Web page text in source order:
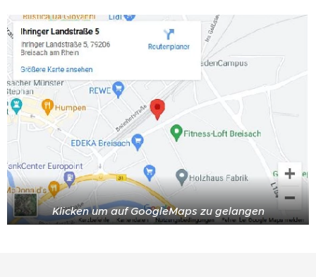
Klicken um auf GoogleMaps zu gelangen